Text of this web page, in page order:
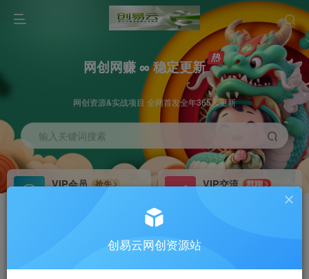
网创网赚 ∞ 稳定更新
网创资源&实战项目 全网首发全年365天更新
输入关键词搜索
VIP会员
抢先
VIP交流
群聊
研究探讨更多创业项目路子。
会员专属推广链接创易云网创资源站